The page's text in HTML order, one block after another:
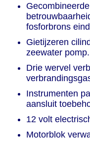
fosforbrons
Gietijzeren
zeewater pomp.
Drie wervel
Instrumenten
aansluit
12 volt
Motorblok